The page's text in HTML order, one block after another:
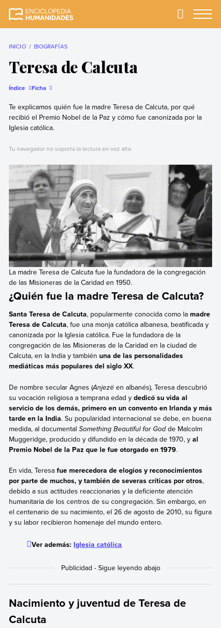
completa y más
Primary
INICIO BIOGRAFÍAS
Teresa de Calcuta
Índice Ficha
Te explicamos quién fue la madre Teresa de Calcuta, por qué
recibió el Premio Nobel de la Paz y cómo fue canonizada por la
Iglesia católica.
Tu navegador no soporta la lectura en voz alta.
La madre Teresa de Calcuta fue la fundadora de la congregación
de las Misioneras de la Caridad en 1950.
¿Quién fue la madre Teresa de Calcuta?
Santa Teresa de Calcuta, popularmente conocida como la madre
Teresa de Calcuta, fue una monja católica albanesa, beatificada y
canonizada por la Iglesia católica. Fue la fundadora de la
congregación de las Misioneras de la Caridad en la ciudad de
Calcuta, en la India y también una de las personalidades
mediáticas más populares del siglo XX.
De nombre secular Agnes (Anjezëen albanés), Teresa descubrió
su vocación religiosa a temprana edad y dedicó su vida al
servicio de los demás, primero en un convento en Irlanda y más
tarde en la India. Su popularidad internacional se debe, en buena
medida, al documental Something Beautiful for Godde Malcolm
Muggeridge, producido y difundido en la década de 1970, y al
Premio Nobel de la Paz que le fue otorgado en 1979.
En vida, Teresa fue merecedora de elogios y reconocimientos
por parte de muchos, y también de severas críticas por otros,
debido a sus actitudes reaccionarias y la deficiente atención
humanitaria de los centros de su congregación. Sin embargo, en
el centenario de su nacimiento, el 26 de agosto de 2010, su figura
y su labor recibieron homenaje del mundo entero.
Ver además: Iglesia católica
Nacimiento y juventud de Teresa de
Calcuta